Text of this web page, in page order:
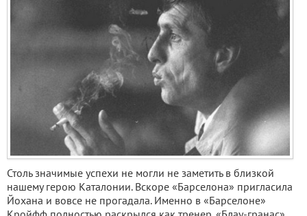
Столь значимые успехи не могли не заметить в близкой
нашему герою Каталонии. Вскоре «Барселона» пригласила
Йохана и вовсе не прогадала. Именно в «Барселоне»